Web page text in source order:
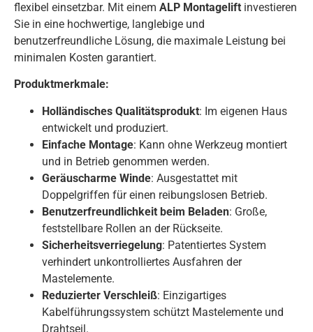
flexibel einsetzbar. Mit einem ALP Montagelift investieren
Sie in eine hochwertige, langlebige und
benutzerfreundliche Lösung, die maximale Leistung bei
minimalen Kosten garantiert.
Produktmerkmale:
Holländisches Qualitätsprodukt: Im eigenen Haus
entwickelt und produziert.
Einfache Montage: Kann ohne Werkzeug montiert
und in Betrieb genommen werden.
Geräuscharme Winde: Ausgestattet mit
Doppelgriffen für einen reibungslosen Betrieb.
Benutzerfreundlichkeit beim Beladen: Große,
feststellbare Rollen an der Rückseite.
Sicherheitsverriegelung: Patentiertes System
verhindert unkontrolliertes Ausfahren der
Mastelemente.
Reduzierter Verschleiß: Einzigartiges
Kabelführungssystem schützt Mastelemente und
Drahtseil.